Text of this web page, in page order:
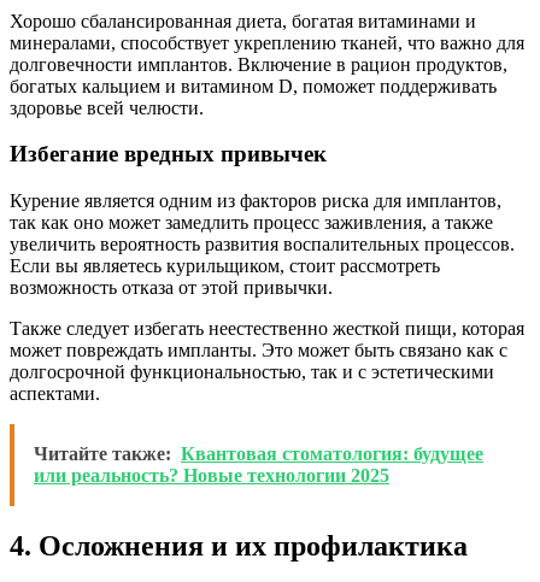
Хорошо сбалансированная диета, богатая витаминами и
минералами, способствует укреплению тканей, что важно для
долговечности имплантов. Включение в рацион продуктов,
богатых кальцием и витамином D, поможет поддерживать
здоровье всей челюсти.
Избегание вредных привычек
Курение является одним из факторов риска для имплантов,
так как оно может замедлить процесс заживления, а также
увеличить вероятность развития воспалительных процессов.
Если вы являетесь курильщиком, стоит рассмотреть
возможность отказа от этой привычки.
Также следует избегать неестественно жесткой пищи, которая
может повреждать импланты. Это может быть связано как с
долгосрочной функциональностью, так и с эстетическими
аспектами.
Читайте также: Квантовая стоматология: будущее
или реальность? Новые технологии 2025
4. Осложнения и их профилактика